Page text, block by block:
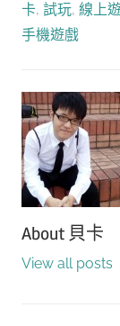
卡, 試玩, 線上
手機遊戲
About 貝卡
View all posts